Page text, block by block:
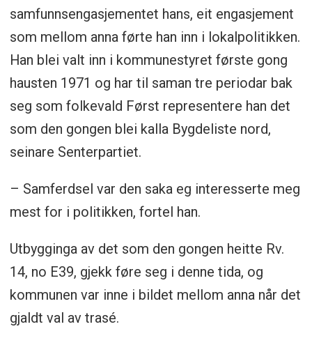
samfunnsengasjementet hans, eit engasjement
som mellom anna førte han inn i lokalpolitikken.
Han blei valt inn i kommunestyret første gong
hausten 1971 og har til saman tre periodar bak
seg som folkevald Først representere han det
som den gongen blei kalla Bygdeliste nord,
seinare Senterpartiet.
– Samferdsel var den saka eg interesserte meg
mest for i politikken, fortel han.
Utbygginga av det som den gongen heitte Rv.
14, no E39, gjekk føre seg i denne tida, og
kommunen var inne i bildet mellom anna når det
gjaldt val av trasé.